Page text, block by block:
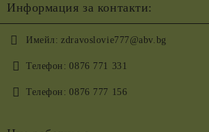
Информация за контакти:
Имейл: zdravoslovie777@abv.bg
Телефон: 0876 771 331
Телефон: 0876 777 156